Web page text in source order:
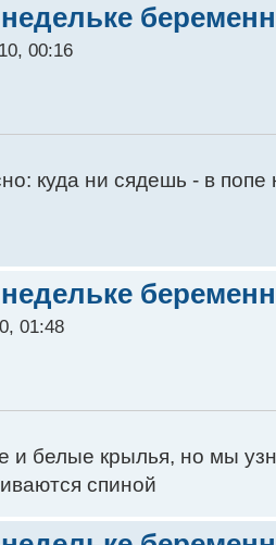
00:16
куда ни сядешь - в попе
01:48
и белые крылья, но мы
спиной